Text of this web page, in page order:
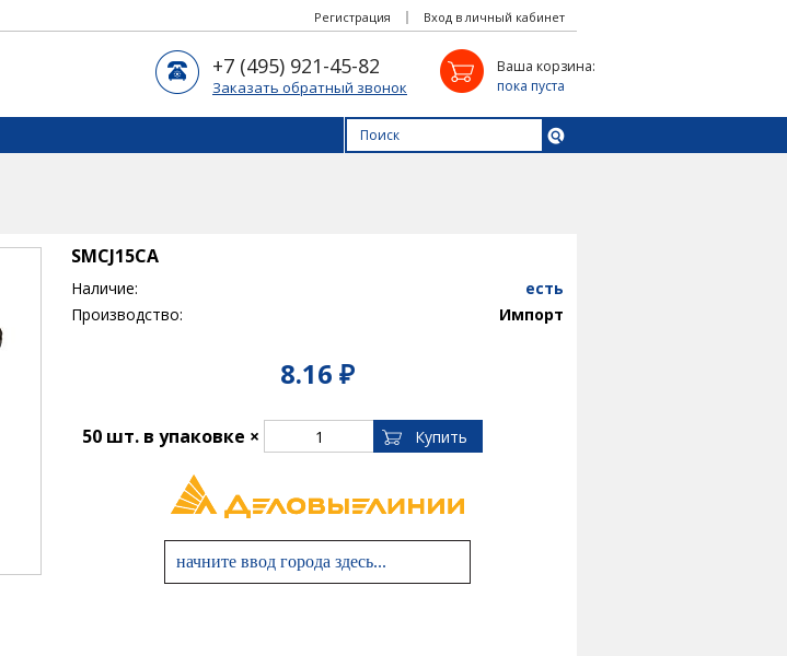
Вход в личный кабинет
Регистрация
Ваша корзина:
пока пуста
+7 (495) 921-45-82
Заказать обратный звонок
SMCJ15CA
Наличие:
есть
Производство:
Импорт
8.16 ₽
50 шт. в упаковке ×